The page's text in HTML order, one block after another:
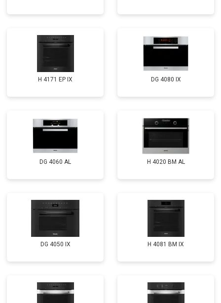
H 4171 EP IX DG 4080 IX
DG 4060 AL H 4020 BM AL
DG 4050 IX H 4081 ВМ IX